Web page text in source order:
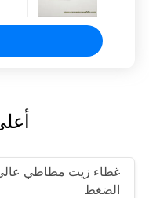
غطاء زيت مطاطي
الضغط